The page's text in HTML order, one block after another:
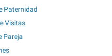
Paternidad
Visitas
Pareja